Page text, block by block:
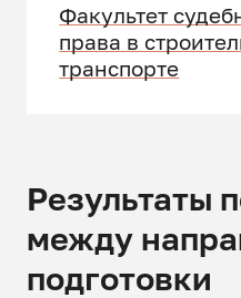
Факультет
права в
транспорте
Результаты
между
подготовки